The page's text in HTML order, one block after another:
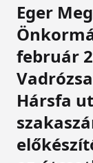
Eger
február
Hársfa